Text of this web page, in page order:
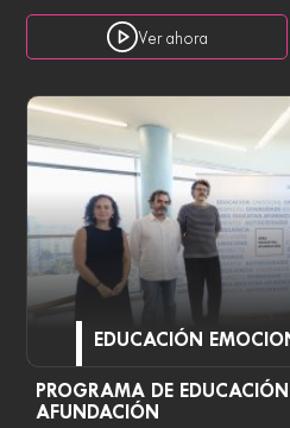
Ver ahora
EDUCACIÓN
PROGRAMA DE
AFUNDACIÓN